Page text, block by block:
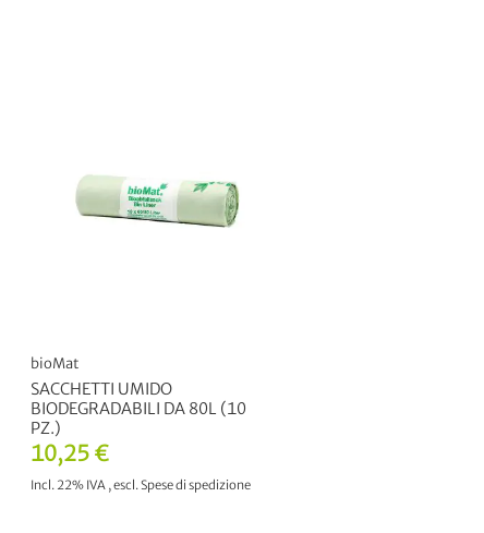
10,25 €
Incl. 22% IVA ,escl.Spese di spedizione
bioMat
SACCHETTI UMIDO
BIODEGRADABILI DA 80L (10
PZ.)